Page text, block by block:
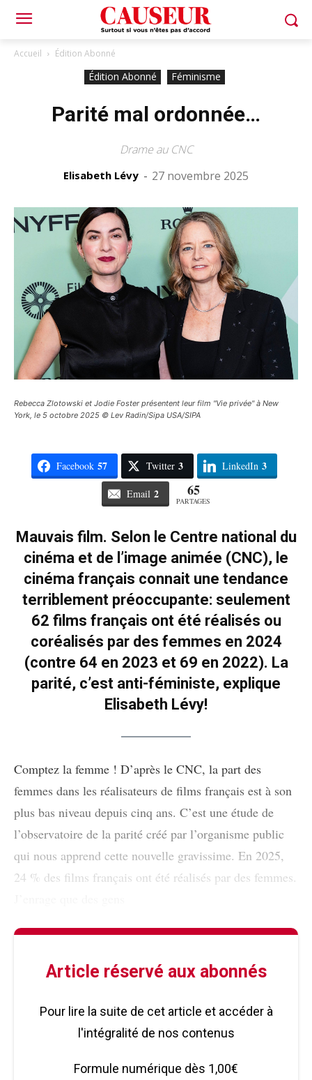
Accueil Édition Abonné
Édition Abonné Féminisme
Parité mal ordonnée…
Drame au CNC
Elisabeth Lévy - 27 novembre 2025
Rebecca Zlotowski et Jodie Foster présentent leur film "Vie privée" à New
York, le 5 octobre 2025 © Lev Radin/Sipa USA/SIPA
Facebook 57 Twitter 3 LinkedIn 3
Email 2 65
PARTAGES
Mauvais film. Selon le Centre national du
cinéma et de l’image animée (CNC), le
cinéma français connait une tendance
terriblement préoccupante: seulement
62 films français ont été réalisés ou
coréalisés par des femmes en 2024
(contre 64 en 2023 et 69 en 2022). La
parité, c’est anti-féministe, explique
Elisabeth Lévy!
Comptez la femme ! D’après le CNC, la part des
femmes dans les réalisateurs de films français est à son
plus bas niveau depuis cinq ans. C’est une étude de
l’observatoire de la parité créé par l’organisme public
qui nous apprend cette nouvelle gravissime. En 2025,
24 % des films français ont été réalisés par des femmes.
Article réservé aux abonnés
Pour lire la suite de cet article et accéder à
l'intégralité de nos contenus
Formule numérique dès 1,00€